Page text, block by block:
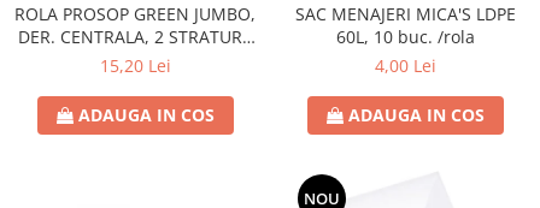
ROLA PROSOP GREEN JUMBO,
DER. CENTRALA, 2 STRATURI,
100 M,
15,20 Lei
ADAUGA IN COS
SAC MENAJERI MICA'S LDPE
60L, 10 buc. /rola
4,00 Lei
ADAUGA IN COS
NOU